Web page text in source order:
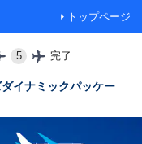
トップページ
5 完了
イナミックパッケー